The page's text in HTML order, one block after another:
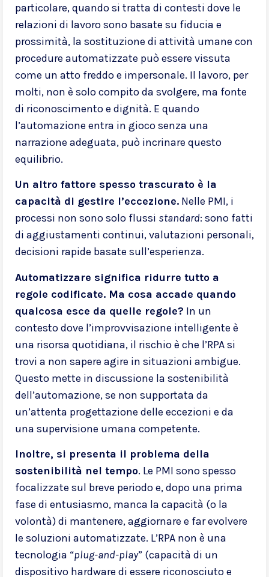
particolare, quando si tratta di contesti dove le
relazioni di lavoro sono basate su fiducia e
prossimità, la sostituzione di attività umane con
procedure automatizzate può essere vissuta
come un atto freddo e impersonale. Il lavoro, per
molti, non è solo compito da svolgere, ma fonte
di riconoscimento e dignità. E quando
l’automazione entra in gioco senza una
narrazione adeguata, può incrinare questo
equilibrio.
Un altro fattore spesso trascurato è la
capacità di gestire l’eccezione. Nelle PMI, i
processi non sono solo flussi standard: sono fatti
di aggiustamenti continui, valutazioni personali,
decisioni rapide basate sull’esperienza.
Automatizzare significa ridurre tutto a
regole codificate. Ma cosa accade quando
qualcosa esce da quelle regole? In un
contesto dove l’improvvisazione intelligente è
una risorsa quotidiana, il rischio è che l’RPA si
trovi a non sapere agire in situazioni ambigue.
Questo mette in discussione la sostenibilità
dell’automazione, se non supportata da
un’attenta progettazione delle eccezioni e da
una supervisione umana competente.
Inoltre, si presenta il problema della
sostenibilità nel tempo. Le PMI sono spesso
focalizzate sul breve periodo e, dopo una prima
fase di entusiasmo, manca la capacità (o la
volontà) di mantenere, aggiornare e far evolvere
le soluzioni automatizzate. L’RPA non è una
tecnologia “plug-and-play” (capacità di un
dispositivo hardware di essere riconosciuto e